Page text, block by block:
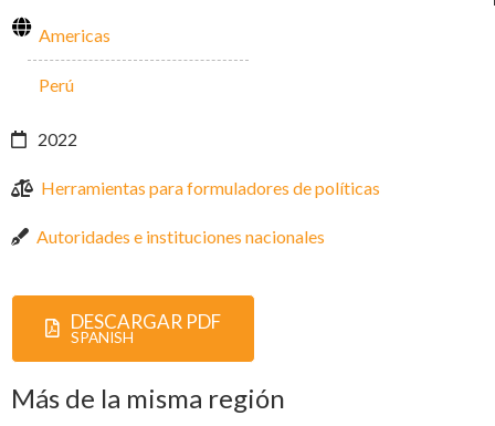
Americas
Perú
2022
Herramientas para formuladores de políticas
Autoridades e instituciones nacionales
DESCARGAR PDF
SPANISH
Más de la misma región